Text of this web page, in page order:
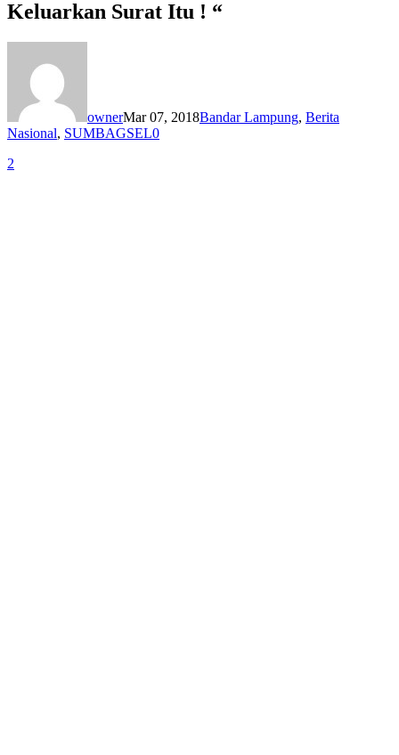
Keluarkan Surat Itu ! “
ownerMar 07, 2018Bandar Lampung, Berita
Nasional, SUMBAGSEL0
2